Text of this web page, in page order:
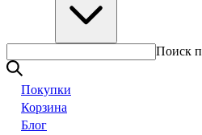
Поиск
Покупки
Корзина
Блог